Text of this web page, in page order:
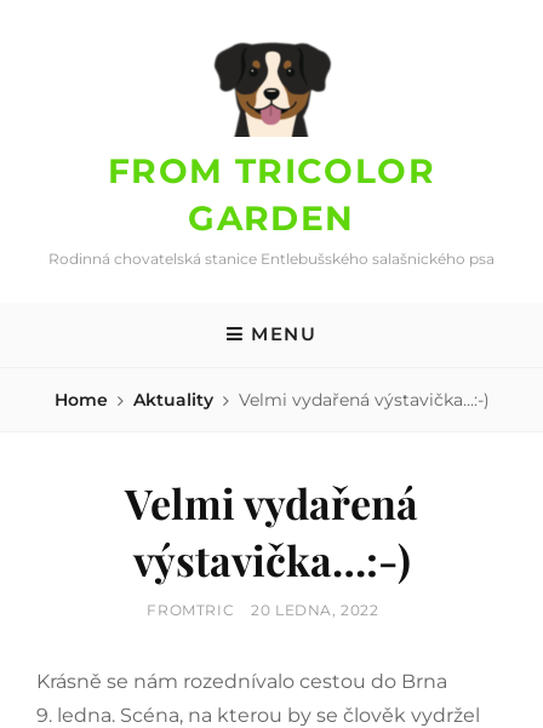
FROM TRICOLOR
GARDEN
Rodinná chovatelská stanice Entlebušského salašnického psa
MENU
Home Aktuality Velmi vydařená výstavička…:-)
Velmi vydařená
výstavička…:-)
BY
FROMTRIC
POSTED
20 LEDNA, 2022
Krásně se nám rozednívalo cestou do Brna
9. ledna. Scéna, na kterou by se člověk vydržel